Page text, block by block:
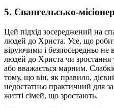
5. Євангельсько-
Цей підхід зосереджений на
людей до Христа. Усе, що
віруючими і безпосередньо не
людей до Христа чи зростання
або вважається марним.
тому, що він, як правило,
недостатньо практичний для
житті сімей, що зростають.